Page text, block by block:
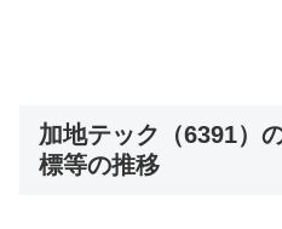
加地テック（6391）
標等の推移